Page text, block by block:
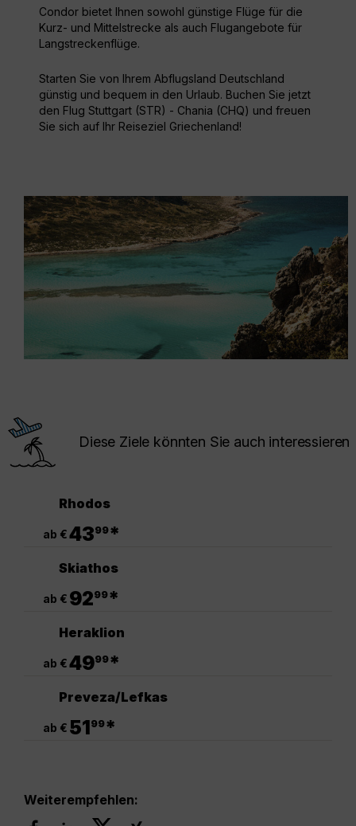
Condor bietet Ihnen sowohl günstige Flüge für die
Kurz- und Mittelstrecke als auch Flugangebote für
Langstreckenflüge.
Starten Sie von Ihrem Abflugsland Deutschland
günstig und bequem in den Urlaub. Buchen Sie jetzt
den Flug Stuttgart (STR) - Chania (CHQ) und freuen
Sie sich auf Ihr Reiseziel Griechenland!
Diese Ziele könnten Sie auch interessieren
Rhodos
ab €4399*
Skiathos
ab € 9299*
Heraklion
ab €4999*
Preveza/Lefkas
ab € 5199*
Weiterempfehlen: